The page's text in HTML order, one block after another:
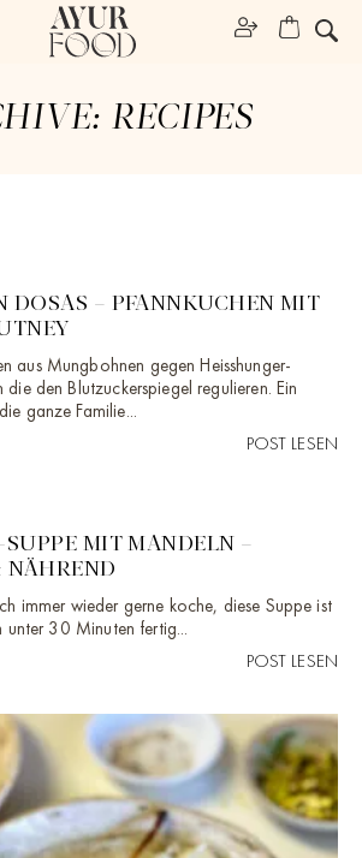
RECIPES
DOSAS – PFANNKUCHEN MIT
aus Mungbohnen gegen Heisshunger-
den Blutzuckerspiegel regulieren. Ein
ganze Familie...
POST LESEN
MIT MANDELN –
NÄHREND
immer wieder gerne koche, diese Suppe ist
unter 30 Minuten fertig...
POST LESEN